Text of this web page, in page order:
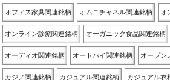
オフィス家具関連銘柄 オムニチャネル関連銘柄 オ
オンライン診療関連銘柄 オーガニック食品関連銘柄
オーディオ関連銘柄 オートバイ関連銘柄 オープン
カジノ関連銘柄 カジュアル関連銘柄 カジュアル衣